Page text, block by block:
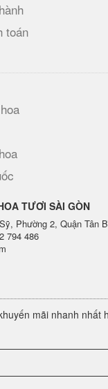
toán
TƯƠI SÀI GÒN
Phường 2, Quận Tân
794 486
mãi nhanh nhất